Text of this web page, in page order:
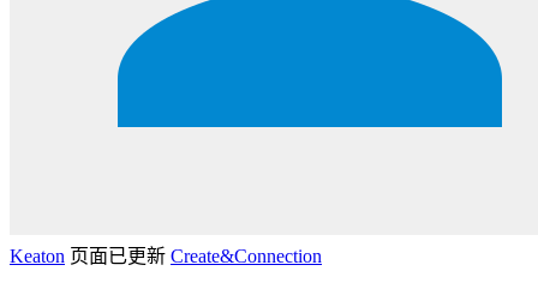
Keaton 页面已更新 Create&Connection